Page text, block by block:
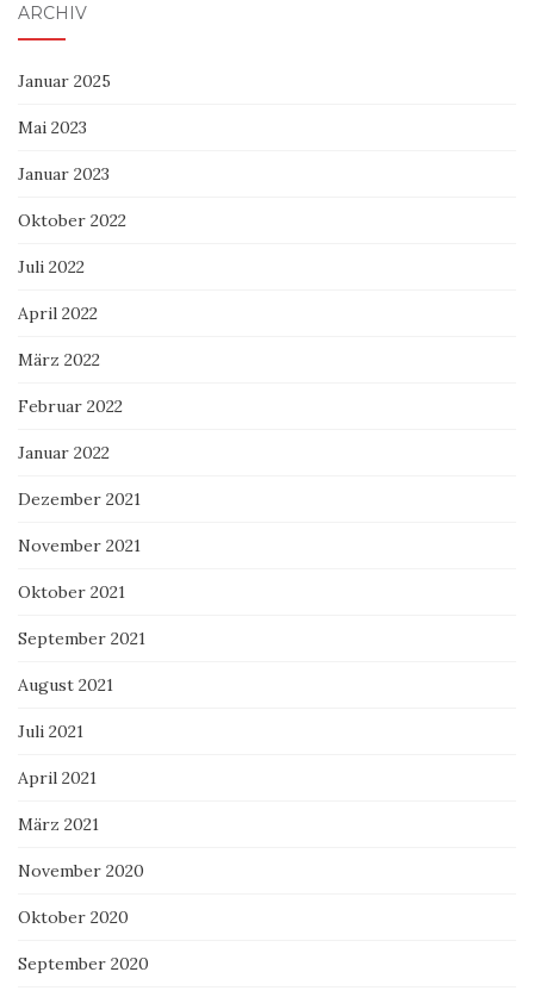
ARCHIV
Januar 2025
Mai 2023
Januar 2023
Oktober 2022
Juli 2022
April 2022
März 2022
Februar 2022
Januar 2022
Dezember 2021
November 2021
Oktober 2021
September 2021
August 2021
Juli 2021
April 2021
März 2021
November 2020
Oktober 2020
September 2020